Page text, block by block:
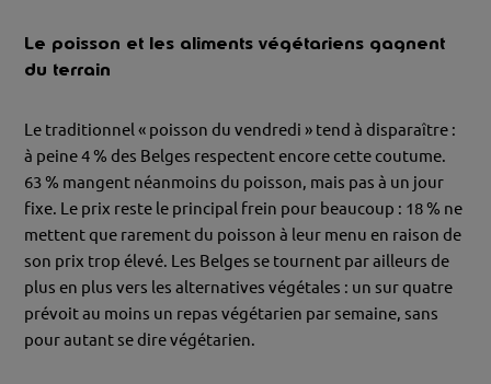
Le poisson et les aliments végétariens gagnent
du terrain
Le traditionnel « poisson du vendredi » tend à disparaître :
à peine 4 % des Belges respectent encore cette coutume.
63 % mangent néanmoins du poisson, mais pas à un jour
fixe. Le prix reste le principal frein pour beaucoup : 18 % ne
mettent que rarement du poisson à leur menu en raison de
son prix trop élevé. Les Belges se tournent par ailleurs de
plus en plus vers les alternatives végétales : un sur quatre
prévoit au moins un repas végétarien par semaine, sans
pour autant se dire végétarien.